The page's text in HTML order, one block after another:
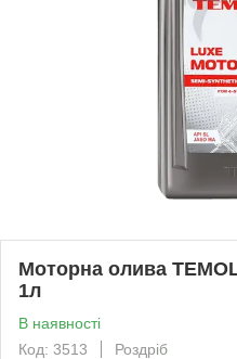
Моторна олива
1л
В наявності
Код: 3513
Роздріб